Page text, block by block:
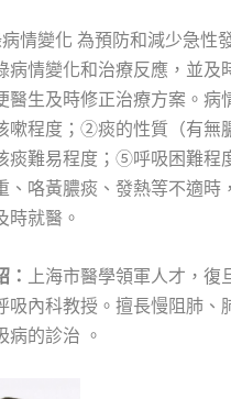
情變化 為預防和減少急性
病情變化和治療反應，並及
醫生及時修正治療方案。病
嗽程度；②痰的性質（有無
痰難易程度；⑤呼吸困難程
、咯黃膿痰、發熱等不適時
時就醫。
： 上海市醫學領軍人才，復
吸內科教授。擅長慢阻肺、
病的診治 。